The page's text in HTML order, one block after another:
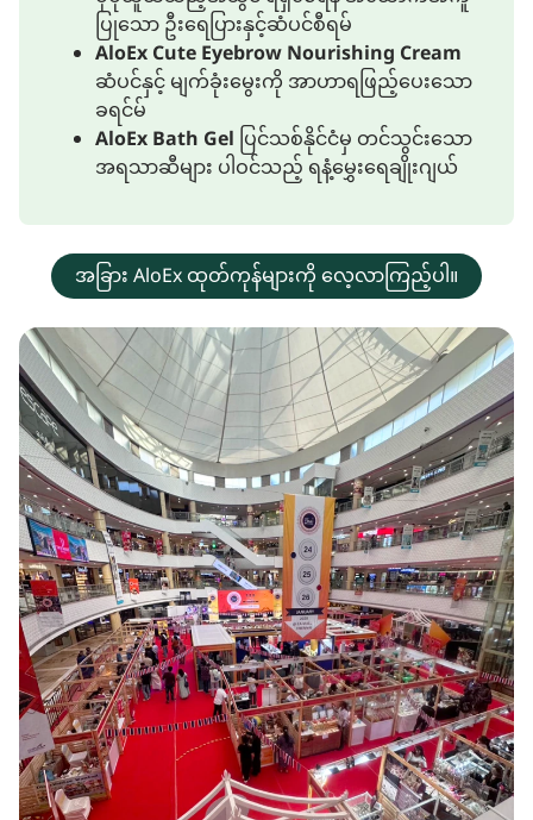
ပြုသော ဦးရေပြားနှင့်ဆံပင်စီရမ်
AloEx Cute Eyebrow Nourishing Cream
ဆံပင်နှင့် မျက်ခုံးမွေးကို အာဟာရဖြည့်ပေးသော
ခရင်မ်
AloEx Bath Gel ပြင်သစ်နိုင်ငံမှ တင်သွင်းသော
အရသာဆီများ ပါဝင်သည့် ရနံ့မွှေးရေချိုးဂျယ်
အခြား AloEx ထုတ်ကုန်များကို လေ့လာကြည့်ပါ။